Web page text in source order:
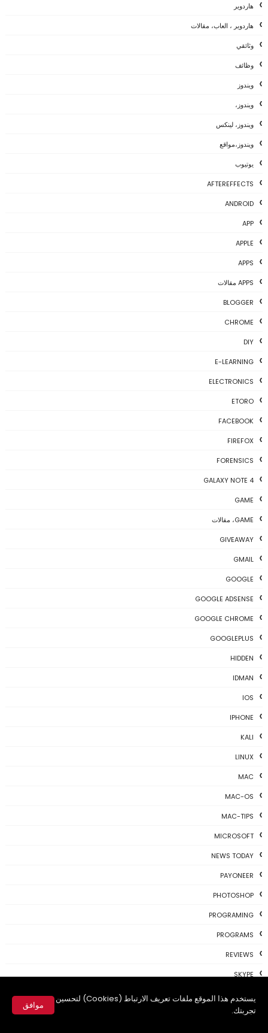
يستخدم هذا الموقع ملفات تعريف الارتباط (Cookies) لتحسين
تجربتك.
موافق
هاردوير
هاردوير ، العاب، مقالات
وثائقي
وظائف
ويندوز
ويندوز،
ويندوز، لينكس
ويندوز،مواقع
يوتيوب
AFTEREFFECTS
ANDROID
APP
APPLE
APPS
APPS مقالات
BLOGGER
CHROME
DIY
E-LEARNING
ELECTRONICS
ETORO
FACEBOOK
FIREFOX
FORENSICS
GALAXY NOTE 4
GAME
GAME، مقالات
GIVEAWAY
GMAIL
GOOGLE
GOOGLE ADSENSE
GOOGLE CHROME
GOOGLEPLUS
HIDDEN
IDMAN
IOS
IPHONE
KALI
LINUX
MAC
MAC-OS
MAC-TIPS
MICROSOFT
NEWS TODAY
PAYONEER
PHOTOSHOP
PROGRAMING
PROGRAMS
REVIEWS
SKYPE
TIPS